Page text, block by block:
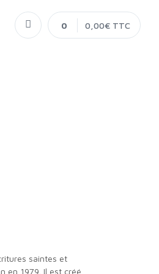
0 0,00€ TTC
en 1979. Il est créé